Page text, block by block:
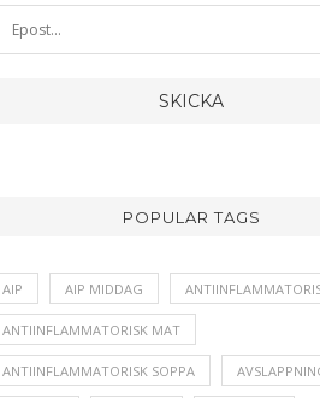
POPULAR TAGS
AIP AIP MIDDAG
ANTIINFLAMMATORISK MAT
ANTIINFLAMMATORISK SOPPA